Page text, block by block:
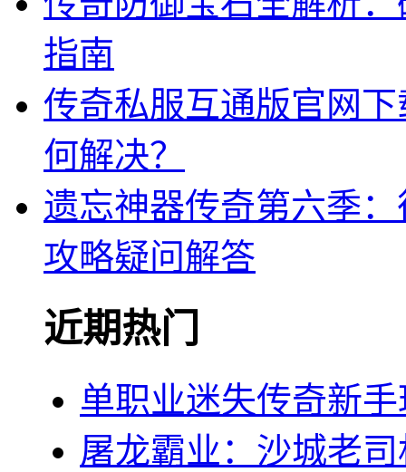
指南
传奇私服互通版官网
何解决？
遗忘神器传奇第六季
攻略疑问解答
近期热门
单职业迷失传奇新
屠龙霸业：沙城老